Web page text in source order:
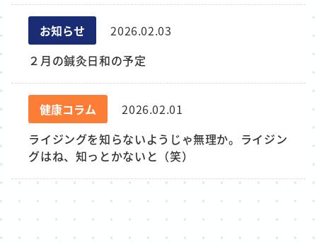
お知らせ
2026.02.03
２月の鍼灸日和の予定
健康コラム
2026.02.01
ライジングを知らないようじゃ無理か。ライジン
グはね、知っとかないと（笑）